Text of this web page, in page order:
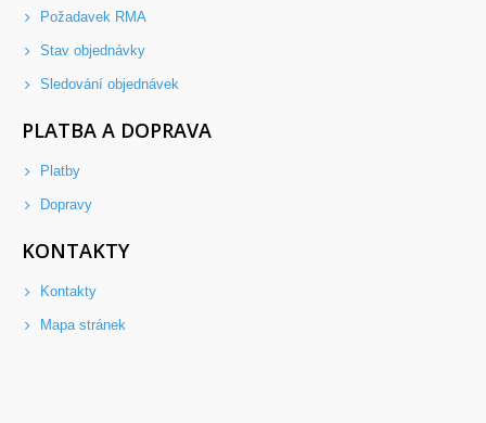
Požadavek RMA
Stav objednávky
Sledování objednávek
PLATBA A DOPRAVA
Platby
Dopravy
KONTAKTY
Kontakty
Mapa stránek